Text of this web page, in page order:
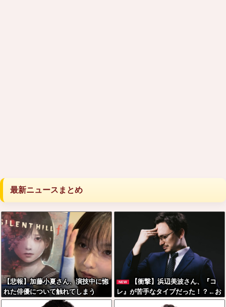
最新ニュースまとめ
【悲報】加藤小夏さん、演技中に惚
れた俳優について触れてしまう
NEW
【衝撃】浜辺美波さん、『コ
レ』が苦手なタイプだった！？←お
世話してあげたい弱男が大量沸きし